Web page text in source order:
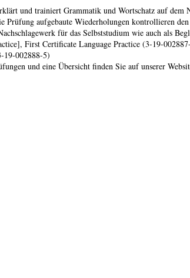
und trainiert Grammatik und Wortschatz auf
Prüfung aufgebaute Wiederholungen kontrollieren
für das Selbststudium wie auch als
First Certificate Language Practice (3-19-
19-002888-5)
und eine Übersicht finden Sie auf unserer